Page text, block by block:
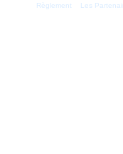
Règlement Les